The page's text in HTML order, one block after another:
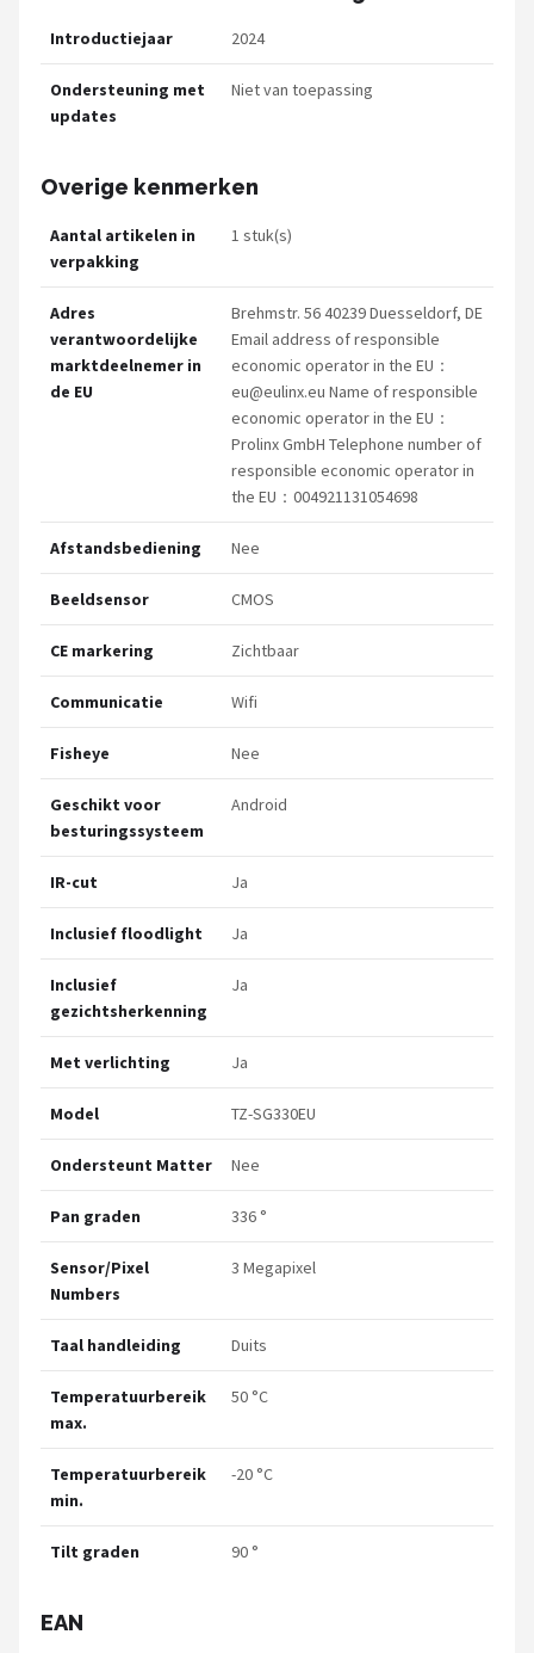
Introductiejaar 2024
Ondersteuning met
updates
Niet van toepassing
Overige kenmerken
Aantal artikelen in
verpakking
1 stuk(s)
Adres
verantwoordelijke
marktdeelnemer in
de EU
Brehmstr. 56 40239 Duesseldorf, DE
Email address of responsible
economic operator in the EU：
eu@eulinx.eu Name of responsible
economic operator in the EU：
Prolinx GmbH Telephone number of
responsible economic operator in
the EU：004921131054698
Afstandsbediening Nee
Beeldsensor CMOS
CE markering Zichtbaar
Communicatie Wifi
Fisheye Nee
Geschikt voor
besturingssysteem
Android
IR-cut Ja
Inclusief floodlight Ja
Inclusief
gezichtsherkenning
Ja
Met verlichting Ja
Model TZ-SG330EU
Ondersteunt Matter Nee
Pan graden 336 °
Sensor/Pixel
Numbers
3 Megapixel
Taal handleiding Duits
Temperatuurbereik
max.
50 °C
Temperatuurbereik
min.
-20 °C
Tilt graden 90 °
EAN